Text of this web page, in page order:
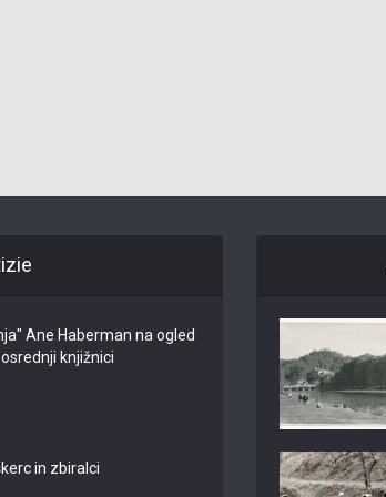
Ane Haberman na ogled
knjižnici
in zbiralci